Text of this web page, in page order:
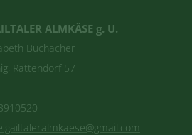
ALMKÄSE g. U.
Buchacher
Rattendorf 57